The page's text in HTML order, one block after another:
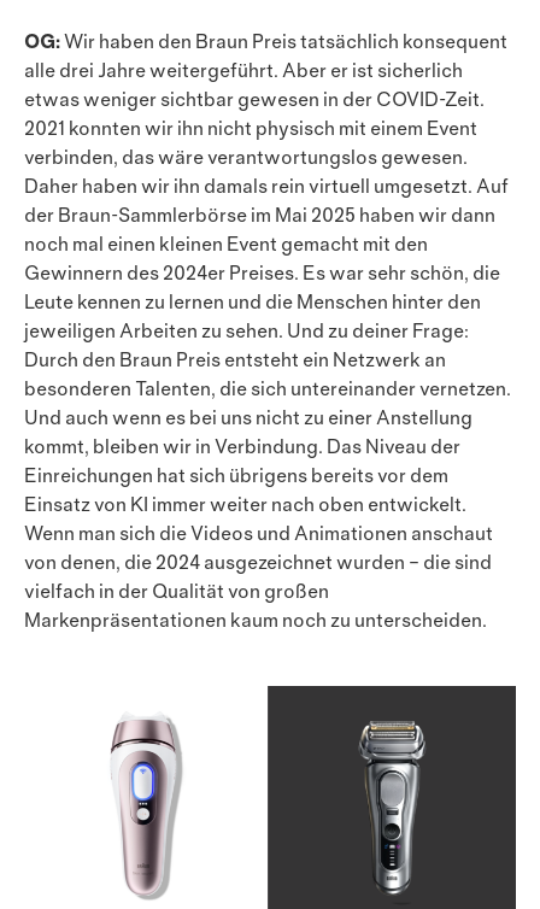
OG: Wir haben den Braun Preis tatsächlich konsequent
alle drei Jahre weitergeführt. Aber er ist sicherlich
etwas weniger sichtbar gewesen in der COVID-Zeit.
2021 konnten wir ihn nicht physisch mit einem Event
verbinden, das wäre verantwortungslos gewesen.
Daher haben wir ihn damals rein virtuell umgesetzt. Auf
der Braun-Sammlerbörse im Mai 2025 haben wir dann
noch mal einen kleinen Event gemacht mit den
Gewinnern des 2024er Preises. Es war sehr schön, die
Leute kennen zu lernen und die Menschen hinter den
jeweiligen Arbeiten zu sehen. Und zu deiner Frage:
Durch den Braun Preis entsteht ein Netzwerk an
besonderen Talen­ten, die sich untereinander vernetzen.
Und auch wenn es bei uns nicht zu einer Anstellung
kommt, bleiben wir in Verbindung. Das Niveau der
Einreichungen hat sich übrigens bereits vor dem
Einsatz von KI immer weiter nach oben entwickelt.
Wenn man sich die Videos und Animationen anschaut
von denen, die 2024 ausge­zeich­net wurden – die sind
vielfach in der Qualität von großen
Markenpräsentationen kaum noch zu unterscheiden.